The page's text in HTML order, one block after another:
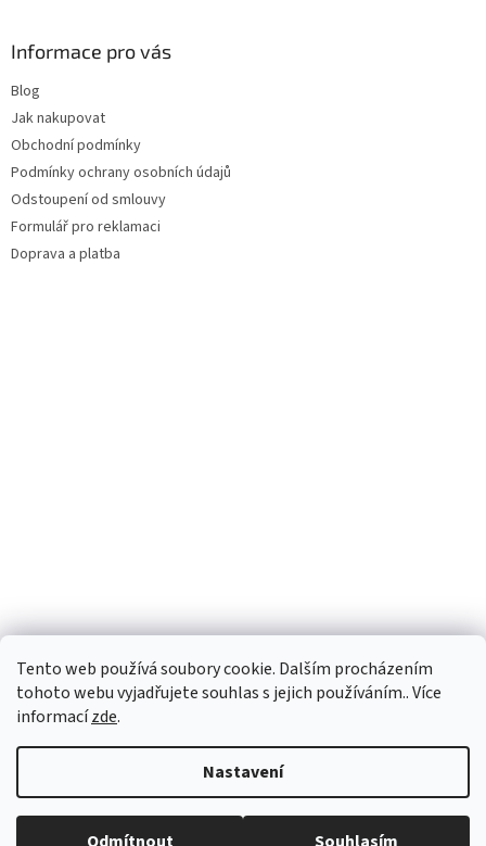
Tento web používá soubory cookie. Dalším procházením
tohoto webu vyjadřujete souhlas s jejich používáním.. Více
informacízde.
Nastavení
Informace pro vás
Blog
Jak nakupovat
Obchodní podmínky
Podmínky ochrany osobních údajů
Odstoupení od smlouvy
Formulář pro reklamaci
Doprava a platba
Facebook
Copyright 2026Palubky-nabytek.cz. Všechna práva vyhrazena.